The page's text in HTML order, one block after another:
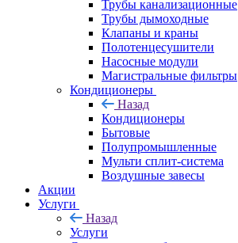
Трубы канализационные
Трубы дымоходные
Клапаны и краны
Полотенцесушители
Насосные модули
Магистральные фильтры
Кондиционеры
Назад
Кондиционеры
Бытовые
Полупромышленные
Мульти сплит-система
Воздушные завесы
Акции
Услуги
Назад
Услуги